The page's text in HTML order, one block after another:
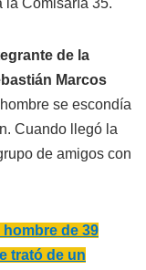
de la
Marcos
se escondía
Cuando llegó la
de amigos con
hombre de 39
trató de un